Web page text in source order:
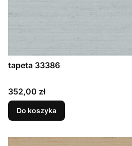
tapeta 33386
Cena
352,00 zł
Do koszyka